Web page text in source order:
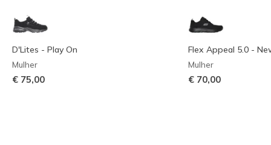
D'Lites - Play On
Mulher
€ 75,00
Flex Appeal 5.0 -
Mulher
€ 70,00